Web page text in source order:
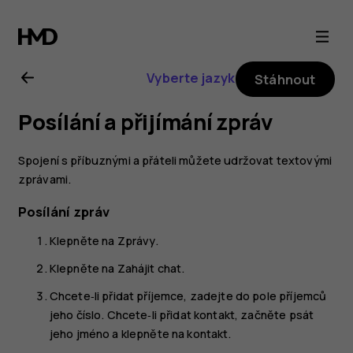
Uživatelská
příručka
k telefonu
Nokia 8.1
Vyberte jazyk Stáhnout
Posílání a přijímání zpráv
Spojení s příbuznými a přáteli můžete udržovat textovými
zprávami.
Posílání zpráv
Klepněte na Zprávy.
Klepněte na Zahájit chat.
Chcete‑li přidat příjemce, zadejte do pole příjemců
jeho číslo. Chcete‑li přidat kontakt, začněte psát
jeho jméno a klepněte na kontakt.